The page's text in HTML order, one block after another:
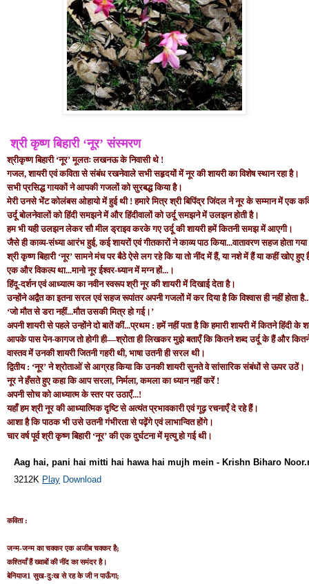
श्री कृष्‍ण बिहारी ‘नूर’ संस्‍मरण
श्रीकृष्‍ण बिहारी ‘नूर’ मूलतः लखनऊ के निवासी थे !
गजल, शायरी एवं कविता से संबंध रखनेवाले सभी सहृदयों में नूर की शायरी का विशेष स्‍थान रहा है।
सभी प्रसिद्ध गायकों ने आपकी गजलों को सुरबद्ध किया है।
मेरी उनसे भेंट कोलंबस ओहायो में हुई थी ! हमारे मित्र श्री बिपिंद्र जिंदल ने नूर के सम्‍मान में एक
उर्दू बोलनेवालों को हिंदी समझने में और हिंदीवालों को उर्दू समझने में उलझन होती है।
हम भी यही उलझन लेकर सौ मील ड्राइव करके गए उर्दू की शायरी हमें कितनी समझ में आएगी।
जैसे ही काव्‍य-संध्‍या आरंभ हुई, कई शायरों एवं गीतकारों ने काव्‍य पाठ किया...वातावरण सहज होता
श्री कृष्‍ण बिहारी ‘नूर’ सामने मंच पर बैठे ऐसे लग रहे कि या तो नींद में हैं, या नशे में हैं या कहीं खोए हुए
एक और विकल्‍प था...मानो नूर ईश्‍वर-ध्‍यान में मग्‍न हों...।
हिंदू-दर्शन एवं आध्‍यात्‍म का नवीन स्‍वरूप श्री नूर की शायरी में दिखाई देता है।
उन्‍होंने अद्वैत का इतना सरल एवं सहज रूपांतर अपनी गजलों में कर दिया है कि विश्‍वास ही नहीं होता
‘जो मौत से डरा नहीं...मौत उसकी मित्र हो गई।’
अपनी शायरी से पहले उन्‍होंने दो बातें कीं...प्रथम : हमें नहीं पता है कि हमारी शायरी में कितने हिंदी
आपके पास पेन-कागज तो होगी ही—श्रोता ही लिखकर मुझे बताएँ कि कितने शब्‍द उर्दू के हैं और
वास्‍तव में उनकी शायरी जितनी गहरी थी, भाषा उतनी ही सरल थी।
द्वितीय : ‘नूर’ ने श्रोताओं से आग्रह किया कि उनकी शायरी सुनते वे सांसारिक संबंधों से ऊपर उठें।
नूर ने हँसते हुए कहा कि आप सरला, निर्मला, कमला का ध्‍यान नहीं करें !
अपनी सोच को आध्‍यात्‍म के स्‍तर पर उठाएँ...!
यहाँ हम श्री नूर की आध्‍यात्‍मिक दृ‌ष्‍टि से अत्‍यंत प्रभावकारी एवं गूढ़ रचनाएँ दे रहे हैं।
आशा है कि पाठक भी उसे उतनी गंभीरता से पढ़ेंगे एवं लाभान्‍वित होंगे।
चार वर्ष पूर्व श्री कृष्‍ण बिहारी ‘नूर’ की एक दुर्घटना में मृत्‍यु हो गई थी।
Aag hai, pani hai mitti hai hawa hai mujh mein - Krishn Biharo
3212K Play Download
कविता :
जन्‍म-जन्‍म का चक्‍कर एक अजीब चक्‍कर है;
कश्‍तियाँ हैं ख्‍वाबों की नींद का समंदर है।
बेनियाज1 सुख-दुःख से रह के जी न पाऊँगा;